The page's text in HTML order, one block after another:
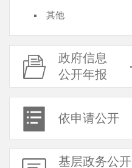
其他
政府信息
公开年报
依申请公开
基层政务公开